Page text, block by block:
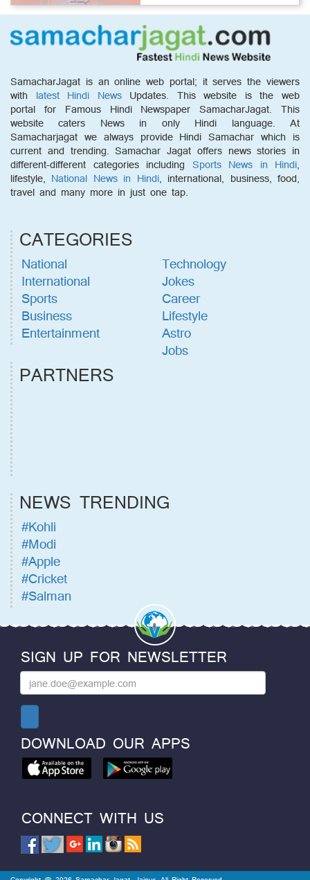
SamacharJagat is an online web portal; it serves the viewers
with latest Hindi NewsUpdates. This website is the web
portal for Famous Hindi Newspaper SamacharJagat. This
website caters News in only Hindi language. At
Samacharjagat we always provide Hindi Samachar which is
current and trending. Samachar Jagat offers news stories in
different-different categories including Sports News in Hindi,
lifestyle, National News in Hindi, international, business, food,
travel and many more in just one tap.
CATEGORIES
National
International
Sports
Business
Entertainment
Technology
Jokes
Career
Lifestyle
Astro
Jobs
PARTNERS
NEWS TRENDING
#Kohli
#Modi
#Apple
#Cricket
#Salman
SIGN UP FOR NEWSLETTER
DOWNLOAD OUR APPS
CONNECT WITH US